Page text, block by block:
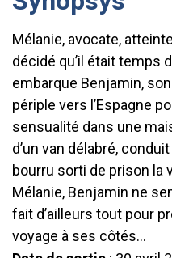
Mélanie, avocate,
décidé qu’il était temps
embarque Benjamin,
périple vers l’Espagne
sensualité dans une
d’un van délabré,
bourru sorti de prison la
Mélanie, Benjamin ne
fait d’ailleurs tout pour
voyage à ses côtés…